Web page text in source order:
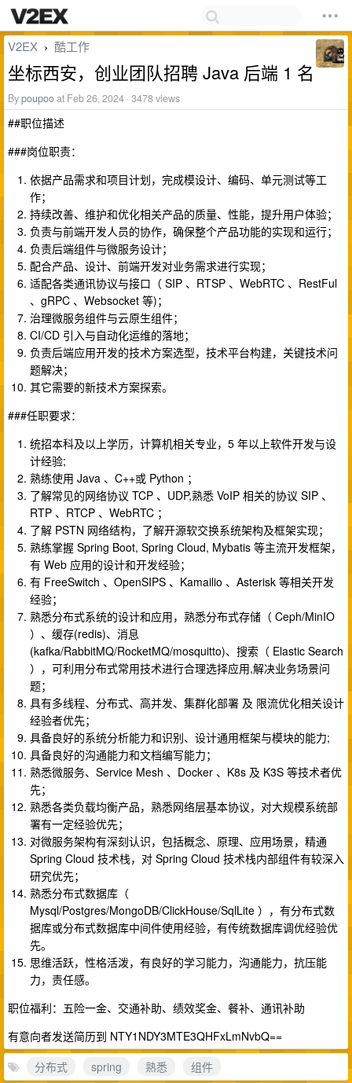
V2EX › 酷工作
坐标西安，创业团队招聘 Java 后端 1 名
Bypoupooat Feb 26, 2024 · 3478 views
##职位描述
###岗位职责：
依据产品需求和项目计划，完成模设计、编码、单元测试等工
作；
持续改善、维护和优化相关产品的质量、性能，提升用户体验；
负责与前端开发人员的协作，确保整个产品功能的实现和运行；
负责后端组件与微服务设计；
配合产品、设计、前端开发对业务需求进行实现；
适配各类通讯协议与接口（ SIP 、RTSP 、WebRTC 、RestFul
、gRPC 、Websocket 等)；
治理微服务组件与云原生组件；
CI/CD 引入与自动化运维的落地；
负责后端应用开发的技术方案选型，技术平台构建，关键技术问
题解决；
其它需要的新技术方案探索。
###任职要求：
统招本科及以上学历，计算机相关专业，5 年以上软件开发与设
计经验;
熟练使用 Java 、C++或 Python ；
了解常见的网络协议 TCP 、UDP,熟悉 VoIP 相关的协议 SIP 、
RTP 、RTCP 、WebRTC ；
了解 PSTN 网络结构，了解开源软交换系统架构及框架实现；
熟练掌握 Spring Boot, Spring Cloud, Mybatis 等主流开发框架，
有 Web 应用的设计和开发经验；
有 FreeSwitch 、OpenSIPS 、Kamailio 、Asterisk 等相关开发
经验；
熟悉分布式系统的设计和应用，熟悉分布式存储（ Ceph/MinIO
）、缓存(redis)、消息
(kafka/RabbitMQ/RocketMQ/mosquitto)、搜索（ Elastic Search
），可利用分布式常用技术进行合理选择应用,解决业务场景问
题；
具有多线程、分布式、高并发、集群化部署 及 限流优化相关设计
经验者优先；
具备良好的系统分析能力和识别、设计通用框架与模块的能力;
具备良好的沟通能力和文档编写能力；
熟悉微服务、Service Mesh 、Docker 、K8s 及 K3S 等技术者优
先；
熟悉各类负载均衡产品，熟悉网络层基本协议，对大规模系统部
署有一定经验优先；
对微服务架构有深刻认识，包括概念、原理、应用场景，精通
Spring Cloud 技术栈，对 Spring Cloud 技术栈内部组件有较深入
研究优先；
熟悉分布式数据库（
Mysql/Postgres/MongoDB/ClickHouse/SqlLite ），有分布式数
据库或分布式数据库中间件使用经验，有传统数据库调优经验优
先。
思维活跃，性格活泼，有良好的学习能力，沟通能力，抗压能
力，责任感。
职位福利：五险一金、交通补助、绩效奖金、餐补、通讯补助
有意向者发送简历到 NTY1NDY3MTE3QHFxLmNvbQ==
分布式
spring 熟悉
组件